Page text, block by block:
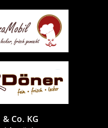
Co. KG